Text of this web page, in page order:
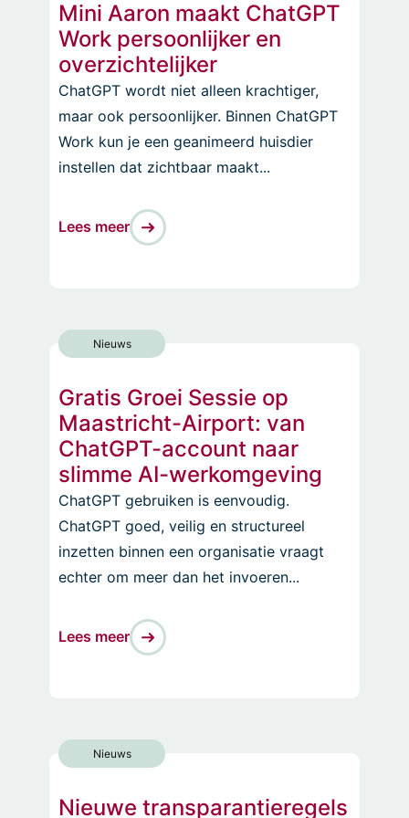
Mini Aaron maakt ChatGPT
Work persoonlijker en
overzichtelijker
ChatGPT wordt niet alleen krachtiger,
maar ook persoonlijker. Binnen ChatGPT
Work kun je een geanimeerd huisdier
instellen dat zichtbaar maakt...
Lees meer
Nieuws
Gratis Groei Sessie op
Maastricht-Airport: van
ChatGPT-account naar
slimme AI-werkomgeving
ChatGPT gebruiken is eenvoudig.
ChatGPT goed, veilig en structureel
inzetten binnen een organisatie vraagt
echter om meer dan het invoeren...
Lees meer
Nieuws
Nieuwe transparantieregels